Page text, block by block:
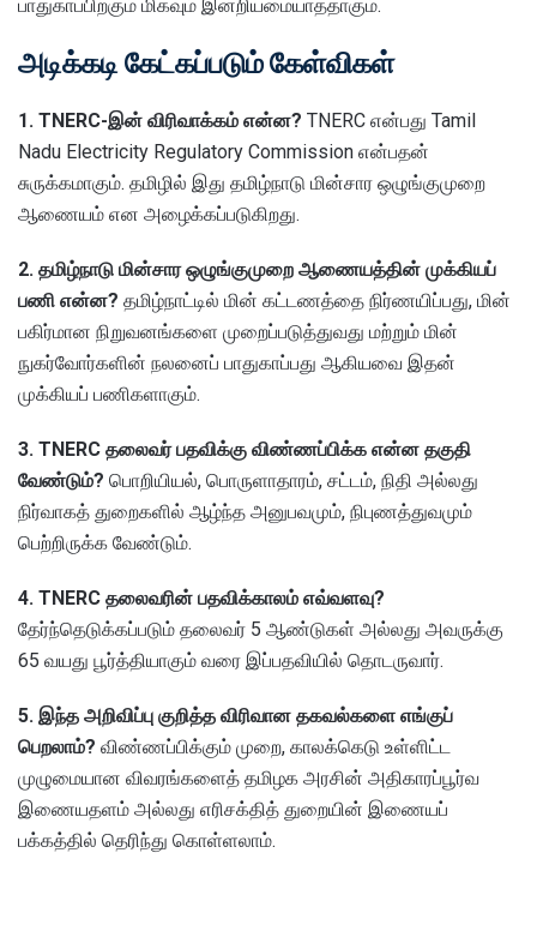
பாதுகாப்பிற்கும் மிகவும் இன்றியமையாததாகும்.
அடிக்கடி கேட்கப்படும் கேள்விகள்
1. TNERC-இன் விரிவாக்கம் என்ன? TNERC என்பது Tamil
Nadu Electricity Regulatory Commission என்பதன்
சுருக்கமாகும். தமிழில் இது தமிழ்நாடு மின்சார ஒழுங்குமுறை
ஆணையம் என அழைக்கப்படுகிறது.
2. தமிழ்நாடு மின்சார ஒழுங்குமுறை ஆணையத்தின் முக்கியப்
பணி என்ன? தமிழ்நாட்டில் மின் கட்டணத்தை நிர்ணயிப்பது, மின்
பகிர்மான நிறுவனங்களை முறைப்படுத்துவது மற்றும் மின்
நுகர்வோர்களின் நலனைப் பாதுகாப்பது ஆகியவை இதன்
முக்கியப் பணிகளாகும்.
3. TNERC தலைவர் பதவிக்கு விண்ணப்பிக்க என்ன தகுதி
வேண்டும்? பொறியியல், பொருளாதாரம், சட்டம், நிதி அல்லது
நிர்வாகத் துறைகளில் ஆழ்ந்த அனுபவமும், நிபுணத்துவமும்
பெற்றிருக்க வேண்டும்.
4. TNERC தலைவரின் பதவிக்காலம் எவ்வளவு?
தேர்ந்தெடுக்கப்படும் தலைவர் 5 ஆண்டுகள் அல்லது அவருக்கு
65 வயது பூர்த்தியாகும் வரை இப்பதவியில் தொடருவார்.
5. இந்த அறிவிப்பு குறித்த விரிவான தகவல்களை எங்குப்
பெறலாம்? விண்ணப்பிக்கும் முறை, காலக்கெடு உள்ளிட்ட
முழுமையான விவரங்களைத் தமிழக அரசின் அதிகாரப்பூர்வ
இணையதளம் அல்லது எரிசக்தித் துறையின் இணையப்
பக்கத்தில் தெரிந்து கொள்ளலாம்.